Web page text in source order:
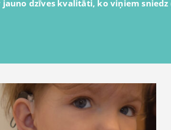
jauno dzīves kvalitāti, ko viņiem